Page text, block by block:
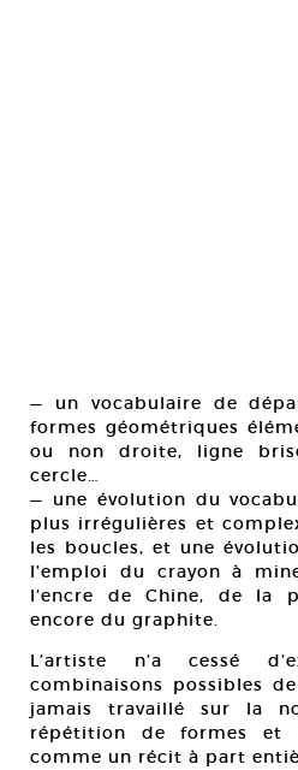
— un vocabulaire de
formes géométriques
ou non droite, ligne
cercle…
— une évolution du
plus irrégulières et
les boucles, et une
l’emploi du crayon à
l’encre de Chine, de la
encore du graphite.
L’artiste n’a cessé
combinaisons possibles
jamais travaillé sur la
répétition de formes et
comme un récit à part